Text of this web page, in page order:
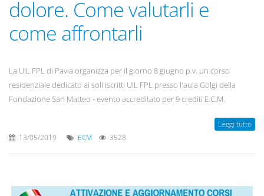
dolore. Come valutarli e
come affrontarli
La UIL FPL di Pavia organizza per il giorno 8 giugno p.v. un corso
residenziale dedicato ai soli iscritti UIL FPL presso l'aula Golgi della
Fondazione San Matteo - evento accreditato per 9 crediti E.C.M.
Leggi tutto
13/05/2019 ECM 3528